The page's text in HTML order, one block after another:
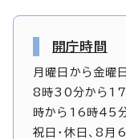
開庁時間
月曜日から金曜日
8時30分から17
時から16時45分
祝日・休日、8